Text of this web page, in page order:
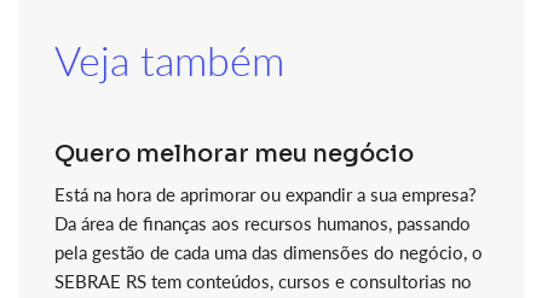
Veja também
Quero melhorar meu negócio
Está na hora de aprimorar ou expandir a sua empresa?
Da área de finanças aos recursos humanos, passando
pela gestão de cada uma das dimensões do negócio, o
SEBRAE RS tem conteúdos, cursos e consultorias no